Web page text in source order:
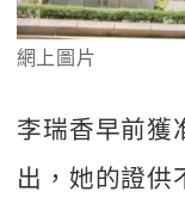
網上圖片
李瑞香早前獲
出，她的證供